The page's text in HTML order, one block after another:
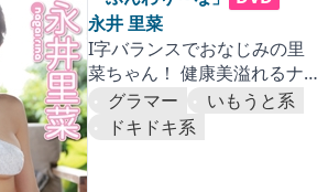
永井 里菜
I字バランスでおなじみの里
菜ちゃん！ 健康美溢れるナ
イスボディにク・ギ・ヅ・
ケ！
グラマー
いもうと系
ドキドキ系